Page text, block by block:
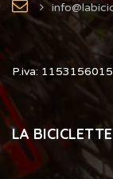
P.iva:
LA